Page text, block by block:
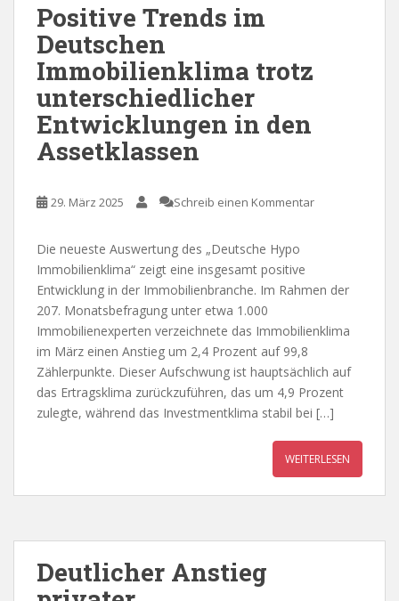
Positive Trends im
Deutschen
Immobilienklima trotz
unterschiedlicher
Entwicklungen in den
Assetklassen
29. März 2025 Schreib einen Kommentar
Die neueste Auswertung des „Deutsche Hypo
Immobilienklima“ zeigt eine insgesamt positive
Entwicklung in der Immobilienbranche. Im Rahmen der
207. Monatsbefragung unter etwa 1.000
Immobilienexperten verzeichnete das Immobilienklima
im März einen Anstieg um 2,4 Prozent auf 99,8
Zählerpunkte. Dieser Aufschwung ist hauptsächlich auf
das Ertragsklima zurückzuführen, das um 4,9 Prozent
zulegte, während das Investmentklima stabil bei […]
WEITERLESEN
Deutlicher Anstieg